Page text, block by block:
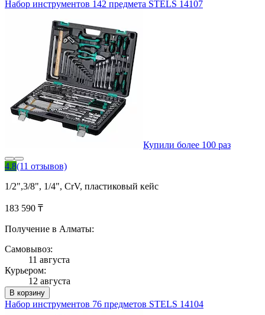
Набор инструментов 142 предмета STELS 14107
Купили более 100 раз
4.8(11 отзывов)
1/2",3/8", 1/4", CrV, пластиковый кейс
183 590 ₸
Получение в Алматы:
Самовывоз:
11 августа
Курьером:
12 августа
В корзину
Набор инструментов 76 предметов STELS 14104